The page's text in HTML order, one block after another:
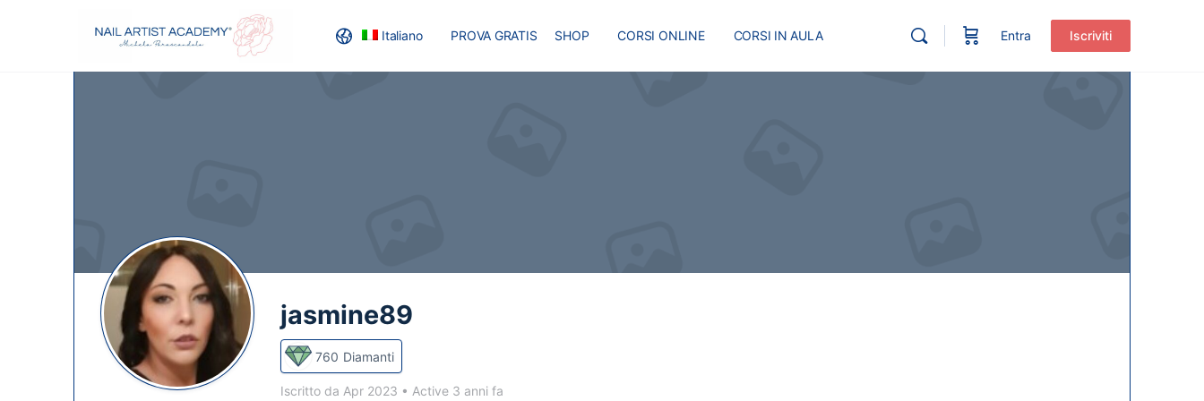
Italiano PROVA GRATIS SHOP CORSI ONLINE CORSI IN AULA Entra Iscriviti
jasmine89
760 Diamanti
Iscritto da Apr 2023 • Active 3 anni fa